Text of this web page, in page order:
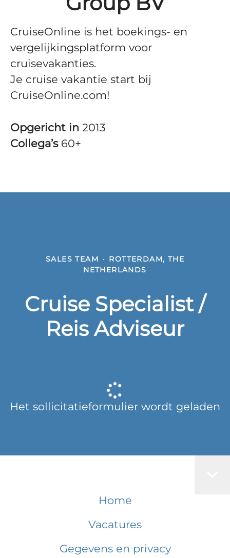
CruiseOnline is het boekings- en
vergelijkingsplatform voor
cruisevakanties.
Je cruise vakantie start bij
CruiseOnline.com!
Opgericht in 2013
Collega’s 60+
SALES TEAM · ROTTERDAM, THE
NETHERLANDS
Cruise Specialist /
Reis Adviseur
Het sollicitatieformulier wordt geladen
Home
Vacatures
Gegevens en privacy